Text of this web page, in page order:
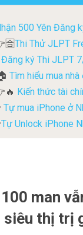
500 Yên Đăng
Thi Thử JLPT
Đăng ký Thi JLPT
Tìm hiểu mua nhà
Kiến thức tài
Tự mua iPhone ở
Tự Unlock iPhone
man
thị trị